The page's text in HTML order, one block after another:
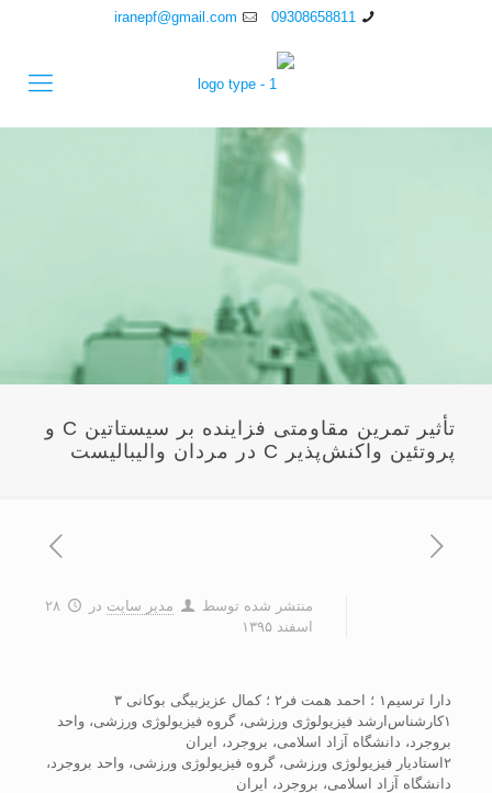
09308658811
iranepf@gmail.com
تأثیر تمرین مقاومتی فزاینده بر سیستاتین C و
پروتئین واکنش‌پذیر C در مردان والیبالیست
منتشر شده توسط مدیر سایت در
۲۸
اسفند ۱۳۹۵
دارا ترسیم۱ ؛ احمد همت فر۲ ؛ کمال عزیزبیگی بوکانی ۳
۱کارشناس‌ارشد فیزیولوژی ورزشی، گروه فیزیولوژی ورزشی، واحد
بروجرد، دانشگاه آزاد اسلامی، بروجرد، ایران
۲استادیار فیزیولوژی ورزشی، گروه فیزیولوژی ورزشی، واحد بروجرد،
دانشگاه آزاد اسلامی، بروجرد، ایران